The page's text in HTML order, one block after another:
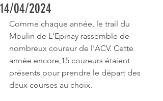
14/04/2024
Comme chaque année, le trail du
Moulin de L'Epinay rassemble de
nombreux coureur de l'ACV. Cette
année encore,15 coureurs étaient
présents pour prendre le départ des
deux courses au choix.